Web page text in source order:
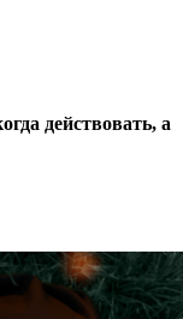
действовать, а